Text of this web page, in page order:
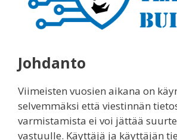
Johdanto
Viimeisten vuosien aikana on
selvemmäksi että viestinnän
varmistamista ei voi jättää
vastuulle. Käyttäjä ja käyttäjän